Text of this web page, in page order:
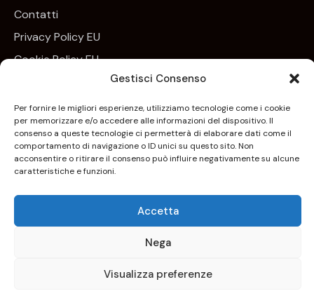
Gestisci Consenso
Per fornire le migliori esperienze, utilizziamo tecnologie come i cookie
per memorizzare e/o accedere alle informazioni del dispositivo. Il
consenso a queste tecnologie ci permetterà di elaborare dati come il
comportamento di navigazione o ID unici su questo sito. Non
acconsentire o ritirare il consenso può influire negativamente su alcune
caratteristiche e funzioni.
Accetta
Nega
Visualizza preferenze
Contatti
Privacy Policy EU
Cookie Policy EU
Acconsento all’uso dei miei dati personali per essere
aggiornato sui nuovi arrivi, sui prodotti in esclusiva e per
profilato correlate ai servizi offerti da Keyoneconsulting.it.
Per maggiori informazioni consulta la
Copyright © 2026. Keyone Consulting S.r.l. – P.iva